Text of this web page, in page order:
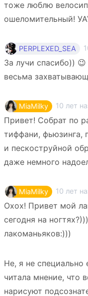
тоже люблю
ошеломительный!
PERPLEXED_SEA
За лучи спасибо))
весьма
MiaMilky 10 лет
Привет! Собрат по
тиффани, фьюзинга,
и пескоструйной
даже немного
MiaMilky 10 лет
Охох! Привет мой
сегодня на
лакоманьяков:)))
Не, я не специально
читала мнение, что
нарисуют